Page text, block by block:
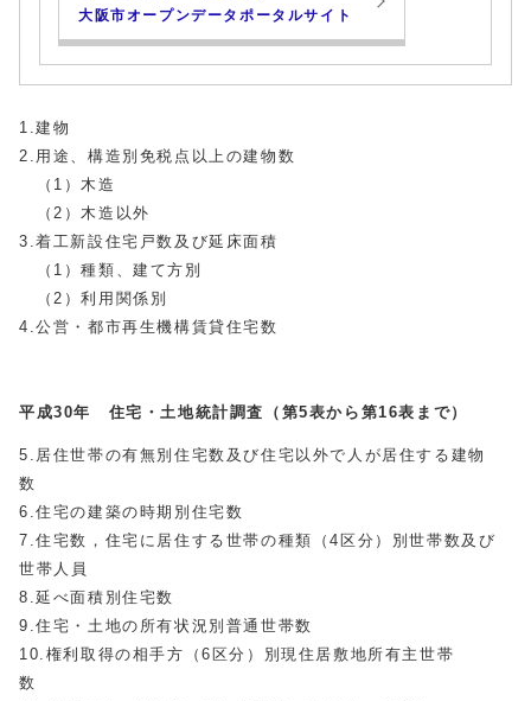
大阪市オープンデータポータルサイト
1.建物
2.用途、構造別免税点以上の建物数
（1）木造
（2）木造以外
3.着工新設住宅戸数及び延床面積
（1）種類、建て方別
（2）利用関係別
4.公営・都市再生機構賃貸住宅数
平成30年 住宅・土地統計調査（第5表から第16表まで）
5.居住世帯の有無別住宅数及び住宅以外で人が居住する建物
数
6.住宅の建築の時期別住宅数
7.住宅数，住宅に居住する世帯の種類（4区分）別世帯数及び
世帯人員
8.延べ面積別住宅数
9.住宅・土地の所有状況別普通世帯数
10.権利取得の相手方（6区分）別現住居敷地所有主世帯
数